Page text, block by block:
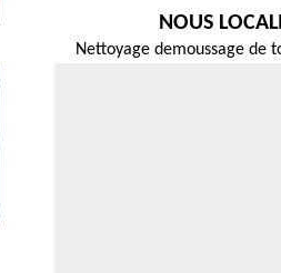
NOUS
Nettoyage demoussage de